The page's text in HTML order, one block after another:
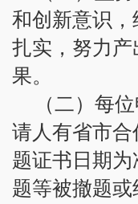
和创新意识
扎实，努力
果。
（二）每
请人有省市合
题证书日期
题等被撤题